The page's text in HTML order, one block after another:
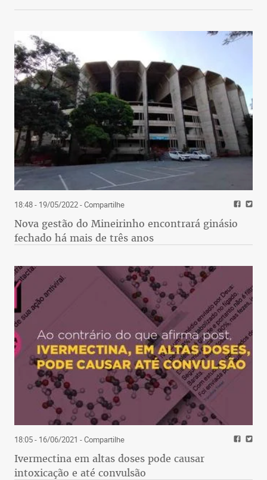
18:48 - 19/05/2022- Compartilhe
Nova gestão do Mineirinho encontrará ginásio
fechado há mais de três anos
18:05 - 16/06/2021 - Compartilhe
Ivermectina em altas doses pode causar
intoxicação e até convulsão